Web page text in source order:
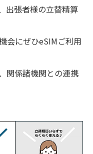
出張者様の立替精算
会にぜひeSIMご利用
関係諸機関との連携